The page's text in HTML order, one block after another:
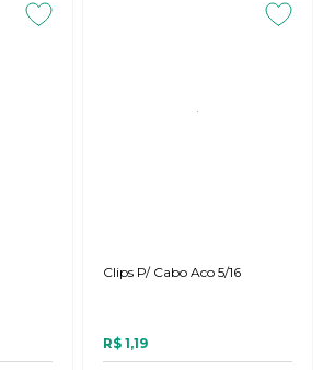
Clips P/ Cabo Aco 5/16
R$ 1,19